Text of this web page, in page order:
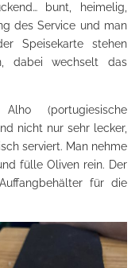
bunt, heimelig,
des Service und man
Speisekarte stehen
dabei wechselt das
(portugiesische
nicht nur sehr lecker,
serviert. Man nehme
fülle Oliven rein. Der
für die